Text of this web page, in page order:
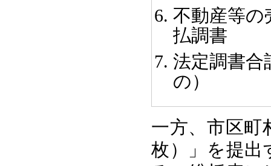
不動産等の
払調書
法定調書合
の）
一方、市区町
枚）」を提出